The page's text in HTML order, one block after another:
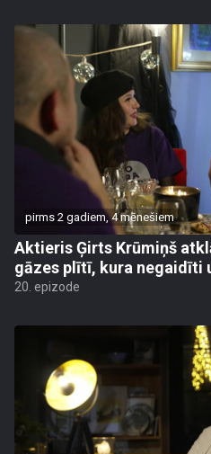
pirms 2 gadiem, 4 mēnešiem
Aktieris Ģirts Krūmiņš
gāzes plītī, kura negaidīti
20. epizode